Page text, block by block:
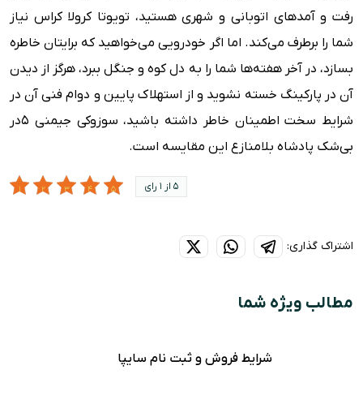
رفت و آمدهای اتوبانی و شهری هستید، تویوتا کرولا کراس نیاز
شما را برطرف می‌کند. اما اگر خودرویی می‌خواهید که برایتان خاطره
بسازد، در آخر هفته‌ها شما را به دل کوه و جنگل ببرد، هرگز از دیدن
آن در پارکینگ خسته نشوید و از استهلاک پایین و دوام فنی آن در
شرایط سخت اطمینان خاطر داشته باشید، سوزوکی جیمنی ۵در
بی‌شک پادشاه بلامنازع این مقایسه است.
5 از 1 رای
اشتراک گذاری:
مطالب ویژه شما
شرایط فروش و ثبت نام سایپا